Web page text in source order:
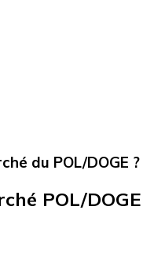
du POL/DOGE ?
POL/DOGE